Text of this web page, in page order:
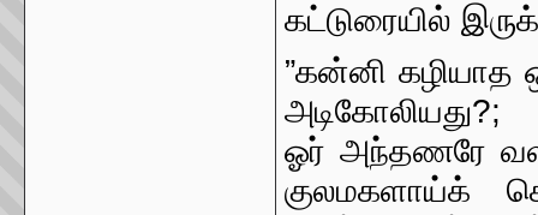
கட்டுரையில்
”கன்னி கழியாத
அடிகோலியது?;
ஓர் அந்தணரே
குலமகளாய்க்